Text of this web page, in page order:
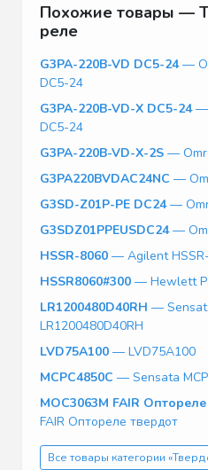
Похожие товары —
реле
G3PA-220B-VD DC5-24—
DC5-24
G3PA-220B-VD-X DC5-24—
DC5-24
G3PA-220B-VD-X-2S —
G3PA220BVDAC24NC —
G3SD-Z01P-PE DC24—
G3SDZ01PPEUSDC24—
HSSR-8060 — Agilent
HSSR8060#300 — Hewlett
LR1200480D40RH —
LR1200480D40RH
LVD75A100 — LVD75A100
MCPC4850C — Sensata
MOC3063M FAIR
FAIR Оптореле твердот
Все товары категории